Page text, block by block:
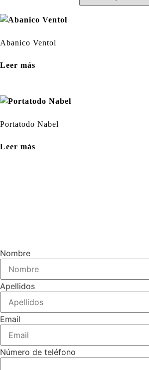
Abanico Ventol
Leer más
Portatodo Nabel
Leer más
Nombre
Apellidos
Email
Número de teléfono